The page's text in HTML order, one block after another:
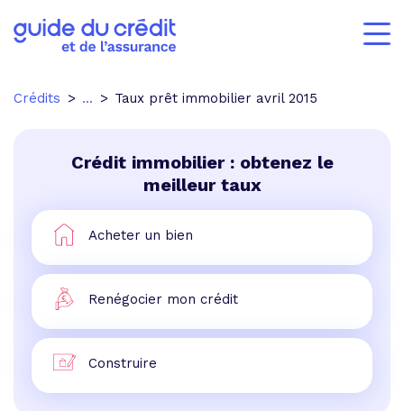
Crédits ... Taux prêt immobilier avril 2015
Crédit immobilier : obtenez le
meilleur taux
Acheter un bien
Renégocier mon crédit
Construire